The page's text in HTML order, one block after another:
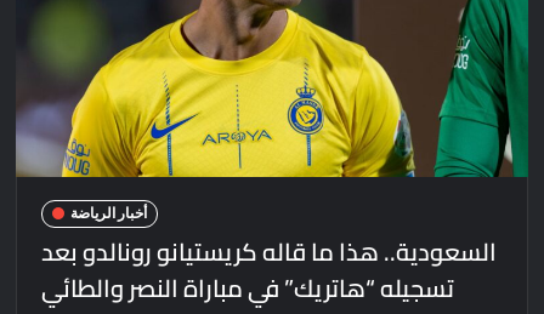
أخبار الرياضة
السعودية.. هذا ما قاله كريستيانو رونالدو بعد
تسجيله “هاتريك” في مباراة النصر والطائي